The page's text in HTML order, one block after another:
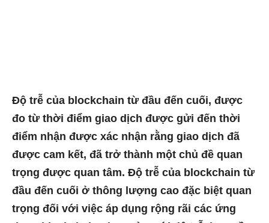
Độ trễ của blockchain từ đầu đến cuối, được
đo từ thời điểm giao dịch được gửi đến thời
điểm nhận được xác nhận rằng giao dịch đã
được cam kết, đã trở thành một chủ đề quan
trọng được quan tâm. Độ trễ của blockchain từ
đầu đến cuối ở thông lượng cao đặc biệt quan
trọng đối với việc áp dụng rộng rãi các ứng